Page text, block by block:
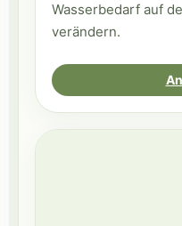
Wasserbedarf auf
verändern.